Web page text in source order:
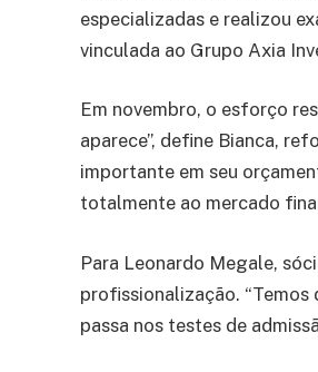
especializadas e realizou
vinculada ao Grupo Axia
Em novembro, o esforço
aparece”, define Bianca,
importante em seu
totalmente ao mercado
Para Leonardo Megale,
profissionalização. “Temos
passa nos testes de